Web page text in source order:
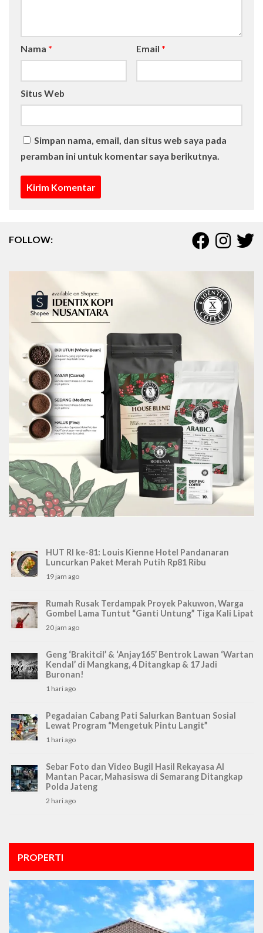
Nama * Email *
Situs Web
Simpan nama, email, dan situs web saya pada
peramban ini untuk komentar saya berikutnya.
FOLLOW:
HUT RI ke-81: Louis Kienne Hotel Pandanaran
Luncurkan Paket Merah Putih Rp81 Ribu
19 jam ago
Rumah Rusak Terdampak Proyek Pakuwon, Warga
Gombel Lama Tuntut “Ganti Untung” Tiga Kali Lipat
20 jam ago
Geng ‘Brakitcil’ & ‘Anjay165’ Bentrok Lawan ‘Wartan
Kendal’ di Mangkang, 4 Ditangkap & 17 Jadi
Buronan!
1 hari ago
Pegadaian Cabang Pati Salurkan Bantuan Sosial
Lewat Program “Mengetuk Pintu Langit”
1 hari ago
Sebar Foto dan Video Bugil Hasil Rekayasa AI
Mantan Pacar, Mahasiswa di Semarang Ditangkap
Polda Jateng
2 hari ago
PROPERTI